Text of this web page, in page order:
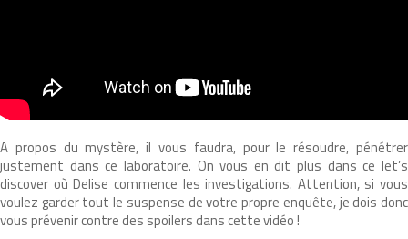
A propos du mystère, il vous faudra, pour le résoudre, pénétrer
justement dans ce laboratoire. On vous en dit plus dans ce let’s
discover où Delise commence les investigations. Attention, si vous
voulez garder tout le suspense de votre propre enquête, je dois donc
vous prévenir contre des spoilers dans cette vidéo !